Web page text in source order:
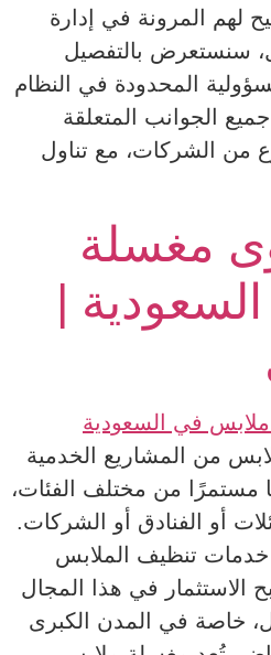
لهم المرونة في إدارة
سنستعرض بالتفصيل
المحدودة في النظام
الجوانب المتعلقة
من الشركات، مع تناول
مغسلة
|
من المشاريع الخدمية
مستمرًا من مختلف الفئات،
أو الفنادق أو الشركات.
خدمات تنظيف الملابس
الاستثمار في هذا المجال
خاصة في المدن الكبرى